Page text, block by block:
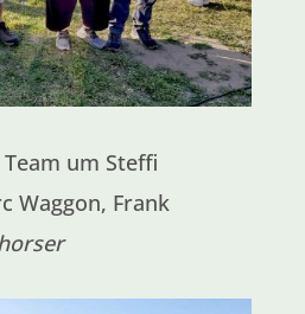
um Steffi
Waggon, Frank